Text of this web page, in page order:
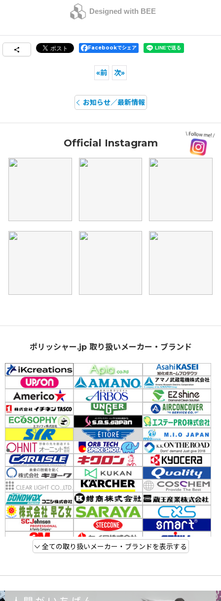
Designed with BEE
Facebookでシェア
«前 次»
お知らせ／最新情報
Official Instagram
ポリッシャー.jp 取り扱いメーカー・ブランド
全ての取り扱いメーカー・ブランドを表示する